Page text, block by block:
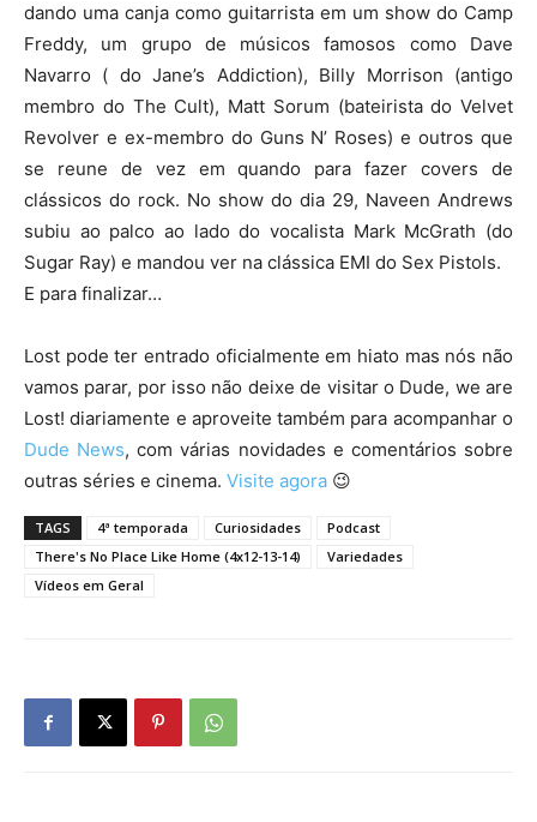
dando uma canja como guitarrista em um show do Camp
Freddy, um grupo de músicos famosos como Dave
Navarro ( do Jane’s Addiction), Billy Morrison (antigo
membro do The Cult), Matt Sorum (bateirista do Velvet
Revolver e ex-membro do Guns N’ Roses) e outros que
se reune de vez em quando para fazer covers de
clássicos do rock. No show do dia 29, Naveen Andrews
subiu ao palco ao lado do vocalista Mark McGrath (do
Sugar Ray) e mandou ver na clássica EMI do Sex Pistols.
E para finalizar…
Lost pode ter entrado oficialmente em hiato mas nós não
vamos parar, por isso não deixe de visitar o Dude, we are
Lost! diariamente e aproveite também para acompanhar o
Dude News, com várias novidades e comentários sobre
outras séries e cinema. Visite agora 😉
TAGS 4ª temporada Curiosidades
Podcast
There's No Place Like Home (4x12-13-14)
Variedades
Vídeos em Geral